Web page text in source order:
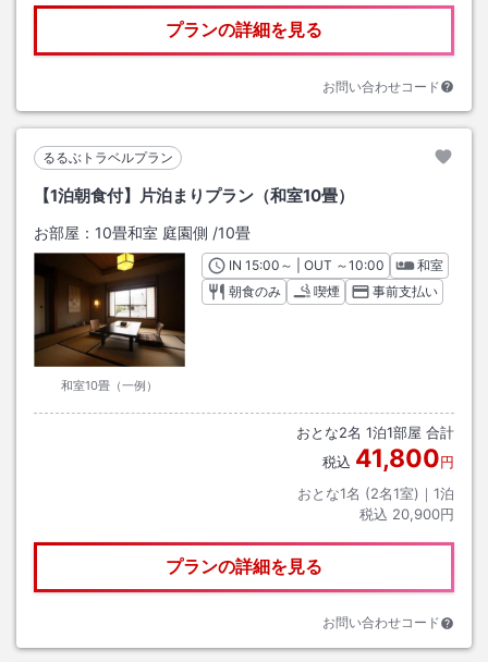
プランの詳細を見る
お問い合わせコード
るるぶトラベルプラン
【1泊朝食付】片泊まりプラン（和室10畳）
お部屋： 10畳和室 庭園側 /10畳
和室10畳（一例）
INチェックイン
15:00 ～ | OUT チェックアウト
～10:00
和室
朝食のみ
喫煙 事前支払い
おとな2名 1泊1部屋 合計
税込 41,800円
おとな1名 (2名1室)｜ 1泊
税込 20,900円
プランの詳細を見る
お問い合わせコード